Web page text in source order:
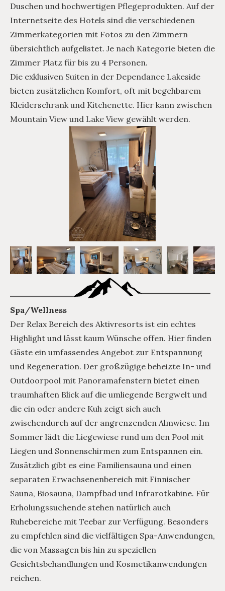
Duschen und hochwertigen Pflegeprodukten. Auf der
Internetseite des Hotels sind die verschiedenen
Zimmerkategorien mit Fotos zu den Zimmern
übersichtlich aufgelistet. Je nach Kategorie bieten die
Zimmer Platz für bis zu 4 Personen.
Die exklusiven Suiten in der Dependance Lakeside
bieten zusätzlichen Komfort, oft mit begehbarem
Kleiderschrank und Kitchenette. Hier kann zwischen
Mountain View und Lake View gewählt werden.
Spa/Wellness
Der Relax Bereich des Aktivresorts ist ein echtes
Highlight und lässt kaum Wünsche offen. Hier finden
Gäste ein umfassendes Angebot zur Entspannung
und Regeneration. Der großzügige beheizte In- und
Outdoorpool mit Panoramafenstern bietet einen
traumhaften Blick auf die umliegende Bergwelt und
die ein oder andere Kuh zeigt sich auch
zwischendurch auf der angrenzenden Almwiese. Im
Sommer lädt die Liegewiese rund um den Pool mit
Liegen und Sonnenschirmen zum Entspannen ein.
Zusätzlich gibt es eine Familiensauna und einen
separaten Erwachsenenbereich mit Finnischer
Sauna, Biosauna, Dampfbad und Infrarotkabine. Für
Erholungssuchende stehen natürlich auch
Ruhebereiche mit Teebar zur Verfügung. Besonders
zu empfehlen sind die vielfältigen Spa-Anwendungen,
die von Massagen bis hin zu speziellen
Gesichtsbehandlungen und Kosmetikanwendungen
reichen.